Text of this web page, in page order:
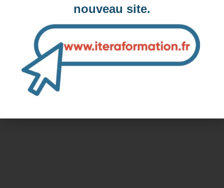
Inter-entreprise
Contactez-nous pour demander votre inscription
nouveau site.